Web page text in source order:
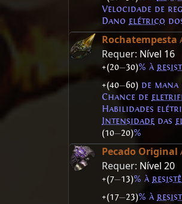
Velocidade de
Dano elétrico
Rochatempesta
Requer: Nível 16
+(20—30)% à
+(40—60) de mana
Chance de
Habilidades
Intensidade das
(10—20)%
Pecado Original
Requer: Nível 20
+(7—13)% à
+(17—23)% à